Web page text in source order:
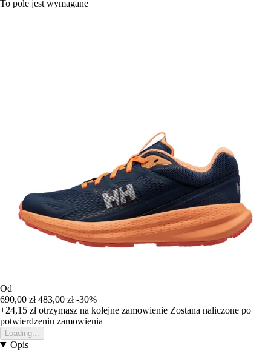
To pole jest wymagane
Od
690,00 zł 483,00 zł -30%
+24,15 złotrzymasz na kolejne zamowienie Zostana naliczone po
potwierdzeniu zamowienia
Loading...
Opis